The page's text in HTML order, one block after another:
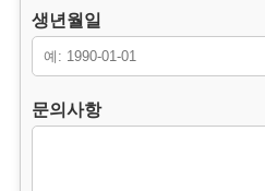
당 정보를 지체 없이 파기합니다.
– 보존 근거 : 소비자의 불만 또는
생년월일
문의사항